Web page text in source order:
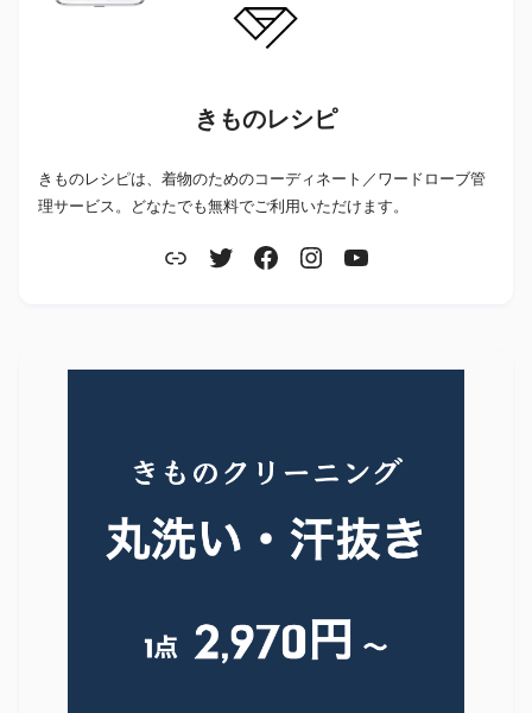
きものレシピ
きものレシピは、着物のためのコーディネート／ワードローブ管
理サービス。どなたでも無料でご利用いただけます。